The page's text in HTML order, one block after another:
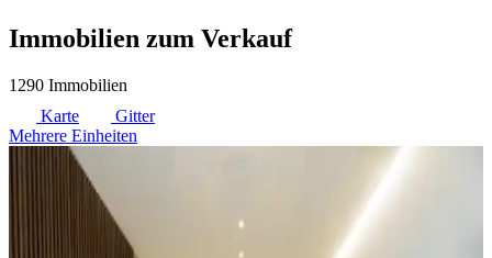
Immobilien zum Verkauf
1290 Immobilien
Karte
Gitter
Mehrere Einheiten